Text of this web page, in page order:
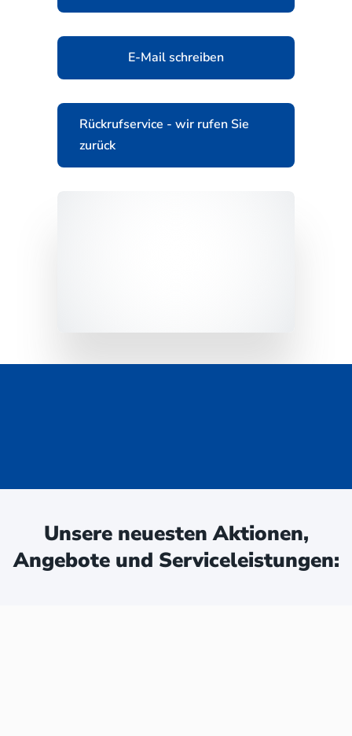
E-Mail schreiben
Rückrufservice - wir rufen Sie
zurück
Unsere neuesten Aktionen,
Angebote und Serviceleistungen: